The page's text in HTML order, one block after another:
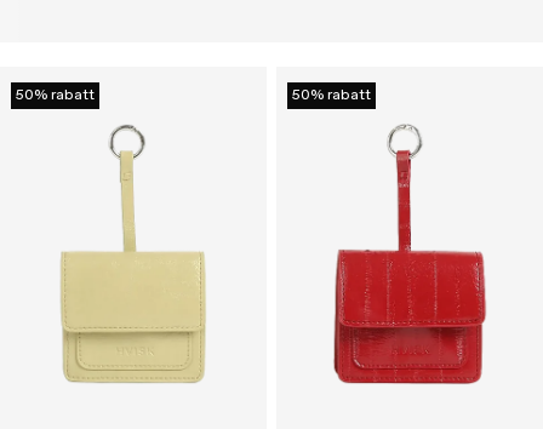
50% rabatt 50% rabatt